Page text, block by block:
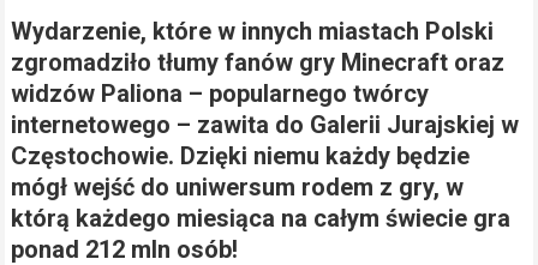
Wydarzenie, które w innych miastach Polski
zgromadziło tłumy fanów gry Minecraft oraz
widzów Paliona – popularnego twórcy
internetowego – zawita do Galerii Jurajskiej w
Częstochowie. Dzięki niemu każdy będzie
mógł wejść do uniwersum rodem z gry, w
którą każdego miesiąca na całym świecie gra
ponad 212 mln osób!